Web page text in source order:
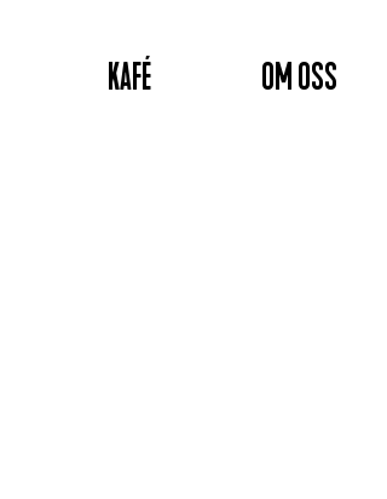
KAFÉ OM OSS